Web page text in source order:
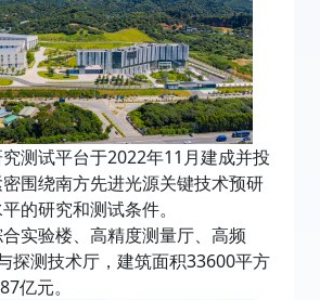
测试平台于2022年11月建成并投
围绕南方先进光源关键技术预研
的研究和测试条件。
实验楼、高精度测量厅、高频
探测技术厅，建筑面积33600平方
亿元。